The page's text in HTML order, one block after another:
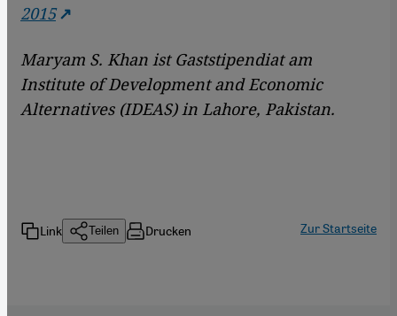
2015
Maryam S. Khan ist Gaststipendiat am
Institute of Development and Economic
Alternatives (IDEAS) in Lahore, Pakistan.
Link Teilen Drucken Zur Startseite